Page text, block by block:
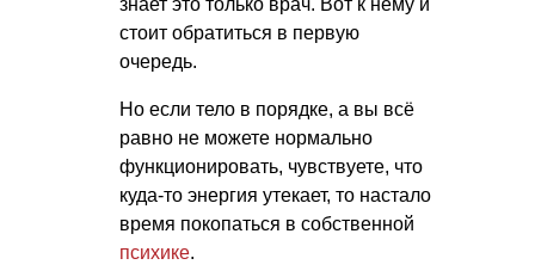
стоит обратиться в первую
очередь.
Но если тело в порядке, а вы всё
равно не можете нормально
функционировать, чувствуете, что
куда-то энергия утекает, то настало
время покопаться в собственной
психике.